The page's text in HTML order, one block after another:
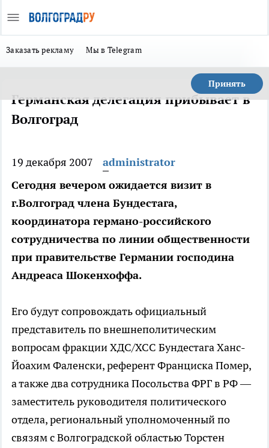
Заказать рекламу Мы в Telegram
Принять
Германская делегация прибывает в
Волгоград
19 декабря 2007
administrator
Сегодня вечером ожидается визит в
г.Волгоград члена Бундестага,
координатора германо-российского
сотрудничества по линии общественности
при правительстве Германии господина
Андреаса Шокенхоффа.
Его будут сопровождать официальный
представитель по внешнеполитическим
вопросам фракции ХДС/ХСС Бундестага Ханс-
Йоахим Фаленски, референт Франциска Помер,
а также два сотрудника Посольства ФРГ в РФ —
заместитель руководителя политического
отдела, региональный уполномоченный по
связям с Волгоградской областью Торстен